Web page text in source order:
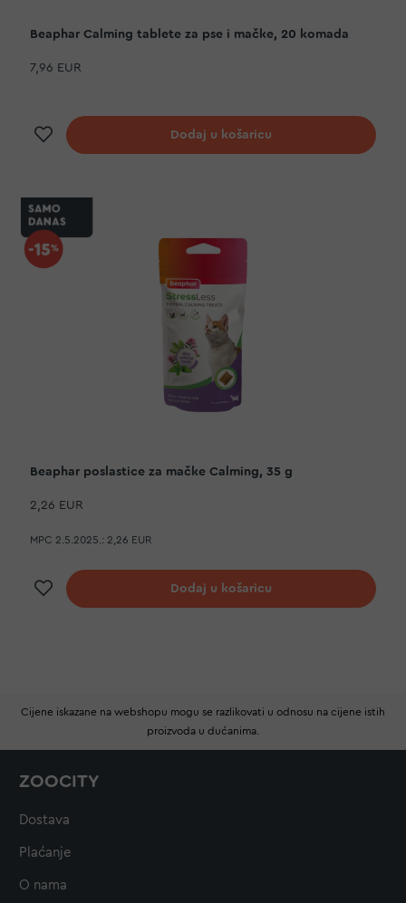
Beaphar Calming tablete za pse i mačke, 20 komada
7,96 EUR
Dodaj na listu želja
Dodaj u košaricu
Beaphar poslastice za mačke Calming, 35 g
2,26 EUR
MPC 2.5.2025.: 2,26 EUR
Dodaj na listu želja
Dodaj u košaricu
Cijene iskazane na webshopu mogu se razlikovati u odnosu na cijene istih
proizvoda u dućanima.
ZOOCITY
Dostava
Plaćanje
O nama